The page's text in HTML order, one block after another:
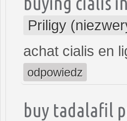
Priligy
achat cialis en
odpowiedz
buy tadalafil